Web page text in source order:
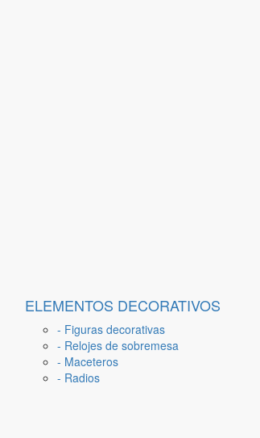
ELEMENTOS DECORATIVOS
- Figuras decorativas
- Relojes de sobremesa
- Maceteros
- Radios